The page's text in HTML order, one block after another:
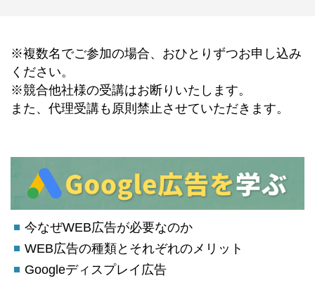
※複数名でご参加の場合、おひとりずつお申し込み
ください。
※競合他社様の受講はお断りいたします。
また、代理受講も原則禁止させていただきます。
今なぜWEB広告が必要なのか
WEB広告の種類とそれぞれのメリット
Googleディスプレイ広告